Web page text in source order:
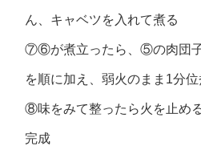
ん、キャベツを入れて煮る
⑦⑥が煮立ったら、⑤の肉団
を順に加え、弱火のまま1分位
⑧味をみて整ったら火を止める
完成